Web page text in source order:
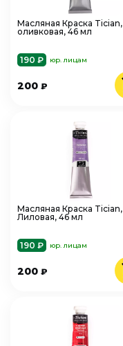
Масляная Краска Tician,
оливковая, 46 мл
190 ₽ юр. лицам
200 ₽
Масляная Краска Tician,
Лиловая, 46 мл
190 ₽ юр. лицам
200 ₽